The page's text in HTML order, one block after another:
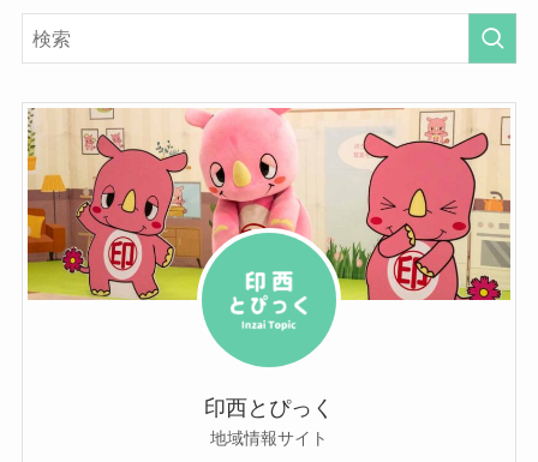
印西とぴっく
地域情報サイト